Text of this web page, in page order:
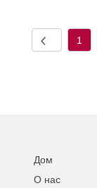
1
Дом
О нас